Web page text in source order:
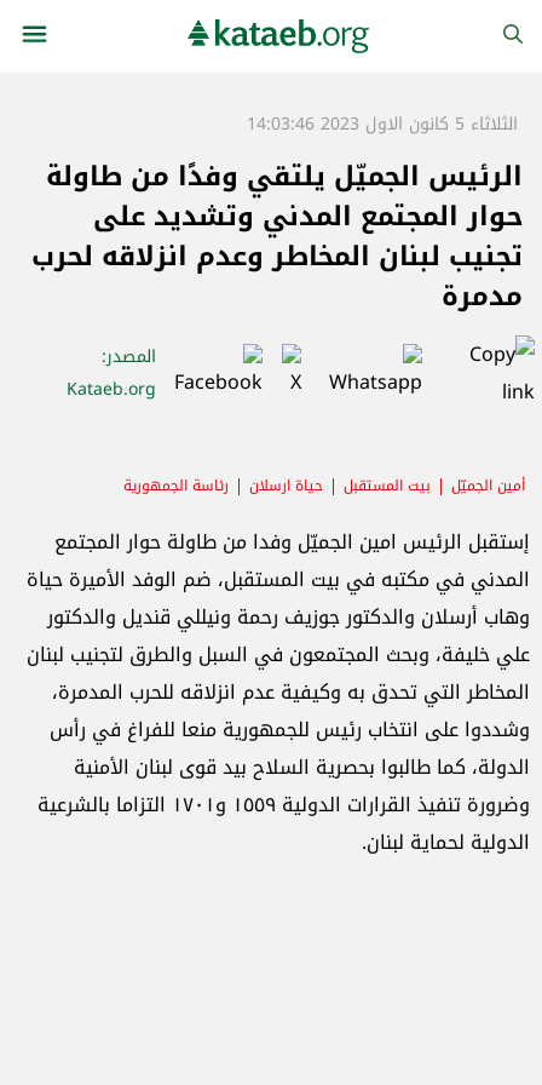
الثلاثاء 5 كانون الاول 2023 14:03:46
الرئيس الجميّل يلتقي وفدًا من طاولة
حوار المجتمع المدني وتشديد على
تجنيب لبنان المخاطر وعدم انزلاقه لحرب
مدمرة
المصدر:
Kataeb.org
أمين الجميّل بيت المستقبل حياة ارسلان رئاسة الجمهورية
إستقبل الرئيس امين الجميّل وفدا من طاولة حوار المجتمع
المدني في مكتبه في بيت المستقبل، ضم الوفد الأميرة حياة
وهاب أرسلان والدكتور جوزيف رحمة ونيللي قنديل والدكتور
علي خليفة، وبحث المجتمعون في السبل والطرق لتجنيب لبنان
المخاطر التي تحدق به وكيفية عدم انزلاقه للحرب المدمرة،
وشددوا على انتخاب رئيس للجمهورية منعا للفراغ في رأس
الدولة، كما طالبوا بحصرية السلاح بيد قوى لبنان الأمنية
وضرورة تنفيذ القرارات الدولية ١٥٥٩ و١٧٠١ التزاما بالشرعية
الدولية لحماية لبنان.